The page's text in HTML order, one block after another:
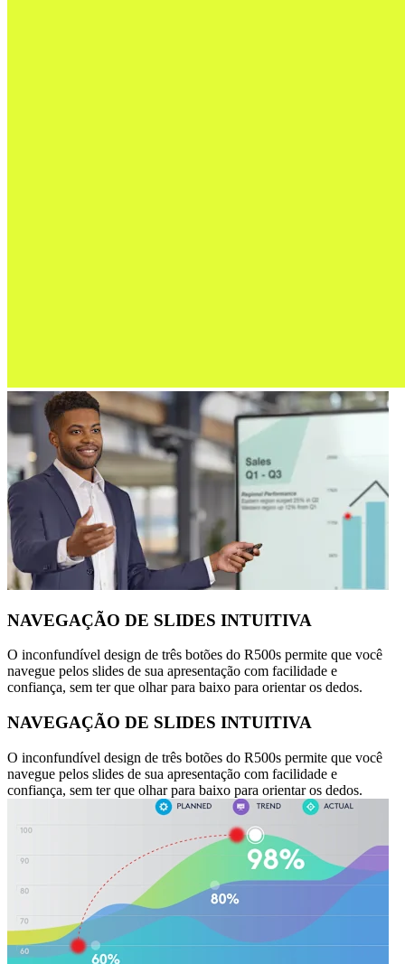
NAVEGAÇÃO DE SLIDES INTUITIVA
O inconfundível design de três botões do R500s permite que você
navegue pelos slides de sua apresentação com facilidade e
confiança, sem ter que olhar para baixo para orientar os dedos.
NAVEGAÇÃO DE SLIDES INTUITIVA
O inconfundível design de três botões do R500s permite que você
navegue pelos slides de sua apresentação com facilidade e
confiança, sem ter que olhar para baixo para orientar os dedos.